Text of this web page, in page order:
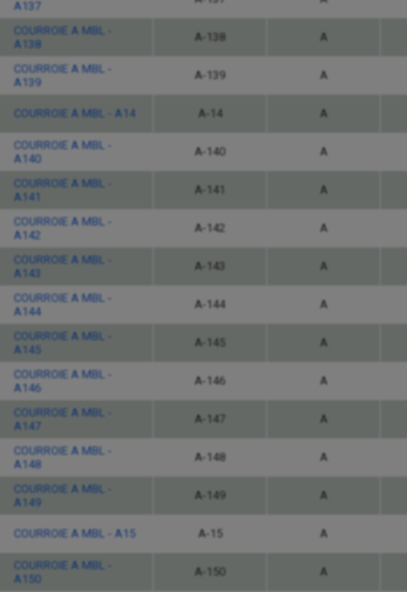
A137
COURROIE A MBL -
A138
A-138 A
COURROIE A MBL -
A139
A-139 A
COURROIE A MBL - A14 A-14 A
COURROIE A MBL -
A140
A-140 A
COURROIE A MBL -
A141
A-141 A
COURROIE A MBL -
A142
A-142 A
COURROIE A MBL -
A143
A-143 A
COURROIE A MBL -
A144
A-144 A
COURROIE A MBL -
A145
A-145 A
COURROIE A MBL -
A146
A-146 A
COURROIE A MBL -
A147
A-147 A
COURROIE A MBL -
A148
A-148 A
COURROIE A MBL -
A149
A-149 A
COURROIE A MBL - A15 A-15 A
COURROIE A MBL -
A150
A-150 A